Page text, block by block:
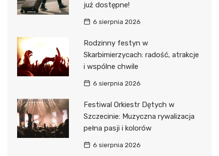
już dostępne!
6 sierpnia 2026
Rodzinny festyn w
Skarbimierzycach: radość, atrakcje
i wspólne chwile
6 sierpnia 2026
Festiwal Orkiestr Dętych w
Szczecinie: Muzyczna rywalizacja
pełna pasji i kolorów
6 sierpnia 2026